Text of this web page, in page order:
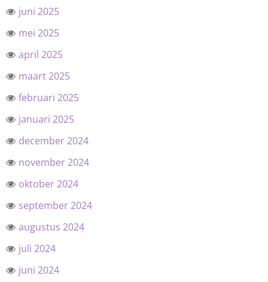
juni 2025
mei 2025
april 2025
maart 2025
februari 2025
januari 2025
december 2024
november 2024
oktober 2024
september 2024
augustus 2024
juli 2024
juni 2024